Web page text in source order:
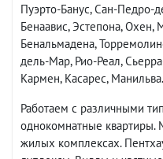
Пуэрто-Банус, Сан-Педро-
Бенаавис, Эстепона, Охен,
Бенальмадена,
дель-Мар, Рио-Реал,
Кармен, Касарес, Манильва.
Работаем с различными
однокомнатные квартиры.
жилых комплексах.